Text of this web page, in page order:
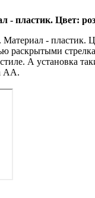
- пластик. Цвет:
Материал -
раскрытыми
А установка
АА.